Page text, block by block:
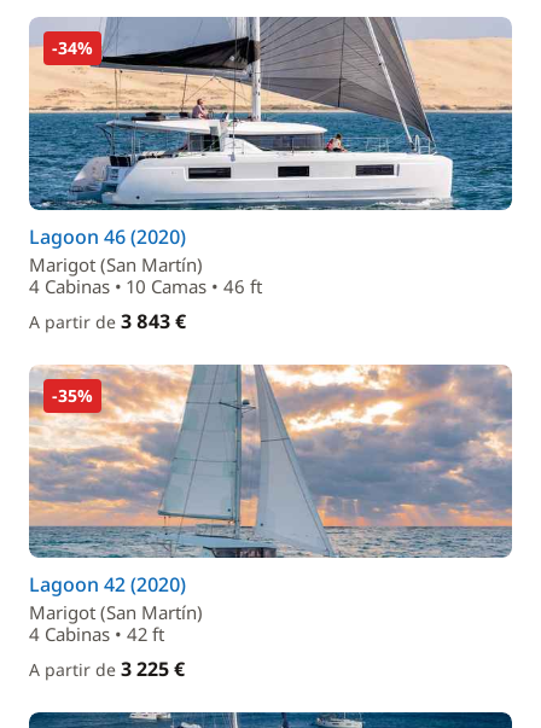
-34%
Lagoon 46 (2020)
Marigot (San Martín)
4 Cabinas • 10 Camas • 46 ft
A partir de 3 843 €
-35%
Lagoon 42 (2020)
Marigot (San Martín)
4 Cabinas • 42 ft
A partir de 3 225 €